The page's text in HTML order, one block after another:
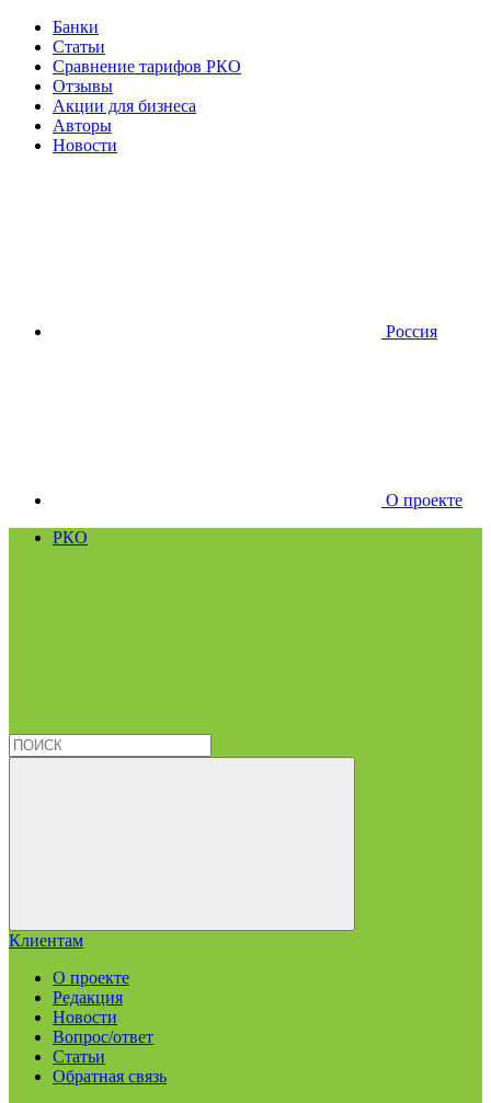
Банки
Статьи
Сравнение тарифов РКО
Отзывы
Акции для бизнеса
Авторы
Новости
Россия
О проекте
РКО
Клиентам
О проекте
Редакция
Новости
Вопрос/ответ
Статьи
Обратная связь